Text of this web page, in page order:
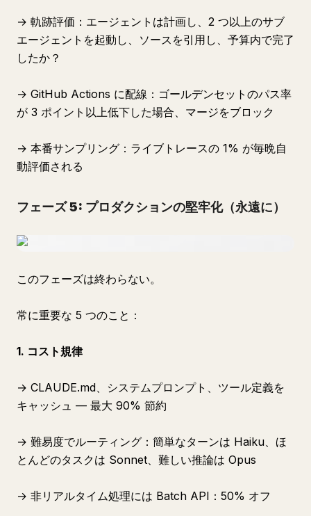
→ 軌跡評価：エージェントは計画し、2 つ以上のサブ
エージェントを起動し、ソースを引用し、予算内で完了
したか？
→ GitHub Actions に配線：ゴールデンセットのパス率
が 3 ポイント以上低下した場合、マージをブロック
→ 本番サンプリング：ライブトレースの 1% が毎晩自
動評価される
フェーズ 5: プロダクションの堅牢化（永遠に）
このフェーズは終わらない。
常に重要な 5 つのこと：
1. コスト規律
→ CLAUDE.md、システムプロンプト、ツール定義を
キャッシュ — 最大 90% 節約
→ 難易度でルーティング：簡単なターンは Haiku、ほ
とんどのタスクは Sonnet、難しい推論は Opus
→ 非リアルタイム処理には Batch API：50% オフ